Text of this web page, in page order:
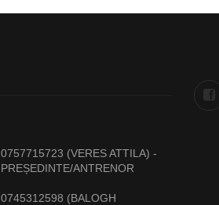
0757715723 (VERES ATTILA) -
PREȘEDINTE/ANTRENOR
0745312598 (BALOGH